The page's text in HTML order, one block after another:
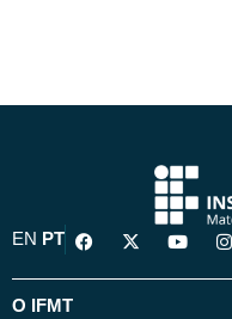
EN PT
F
a
e
X
-
w
Y
o
t
I
n
t
O IFMT